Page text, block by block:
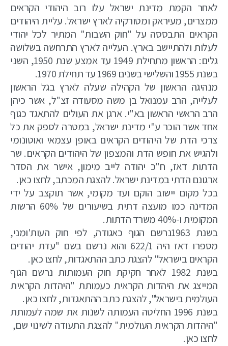
לאחר הקמת מדינת ישראל עלו רוב היהודי הקראים
ממצרים, מעיראק ומטורקיה לארץ ישראל. עליית היהודים
הקראים התבססה על "חוק השבות" המתיר לכל יהודי
לעלות ולהתיישב בארץ. העלייה לארץ התרחשה בשלושה
גלים: הראשון מתחילת 1949 עד אמצע שנת 1950, השני
בשנת 1955 והשלישי בשנים 1969 עד תחילת 1970.
מנהיגה הראשון של הקהילה שעלה לארץ בגל הראשון
לעלייה, הרב עמנואל בן משה מסעודה זצ"ל, אשר כיהן
הרב הראשי הראשון בא"י. ארגן את העולים להתאגד כגוף
אחד אשר הוכר ע"י מדינת ישראל, במטרה לספק את כל
צרכי הדת של היהודים הקראים באופן עצמאי ואוטונומי
ולהגיש את חופש הדת והמצפון של היהודים הקראים. שר
הדתות דאז, ח"כ יהודה לייב מימון, אישר את הסדר
ארגונם הדתי במדינת ישראל. להצגת המכתב, לחצו כאן.
בכל מקום יישוב הוקם ועד מקומי, אשר תוקצב על ידי
המדינה כמו מועצה דתית בשיעורים של 60% הרשות
המקומית ו-40% משרד הדתות.
בשנת 1963נרשם הגוף כאגודה, לפי חוק העות'ומני,
מספרו דאז היה 622/1 והוא נרשם בשם "עדת יהודים
הקראים בישראל" להצגת כתב ההתאגדות, לחצו כאן.
בשנת 1982 לאחר חקיקת חוק העמותות נרשם הגוף
המייצג את היהדות הקראית כעמותת "היהדות הקראית
העולמית בישראל", להצגת כתב ההתאגדות, לחצו כאן.
בשנת 1996 החליטה העמותה לשנות את שמה לעמותת
"היהדות הקראית העולמית" להצגת התעודה לשינוי שם,
לחצו כאן.